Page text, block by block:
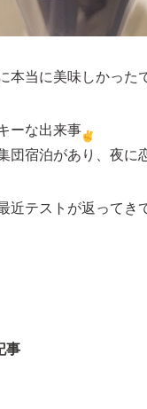
本当に美味しかった
ーな出来事
団宿泊があり、夜に
近テストが返ってき
事